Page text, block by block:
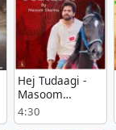
Hej Tudaagi -
Masoom
Sharma Listen
Or Download
4:30